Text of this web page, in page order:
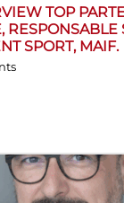
TOP
RESPONSABLE
SPORT, MAIF.